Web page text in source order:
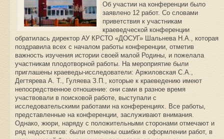
Об участии на конференции было
заявлено 12 работ. Со словами
приветствия к участникам
краеведческой конференции
обратилась директор АУ КРСТО «ДОСУГ» Шальнева Н.А., которая
поздравила всех с началом работы конференции, отметив
важность изучения истории своей малой Родины, и пожелала
участникам плодотворной работы. На мероприятие были
приглашены краеведы-исследователи: Аржиловская С.А.,
Дегтярева А. Т., Гуляева З.П., которые к краеведению имеют
непосредственное отношение: они сами в разное время
участвовали в поисковой работе, выступали с
исследовательскими работами на конференциях. Все работы,
представленные на конференции, заслуживают внимания.
Однако, жюри, наряду с положительными сторонами отмечают и
ряд недостатков: были отмечены ошибки в оформлении работ, в